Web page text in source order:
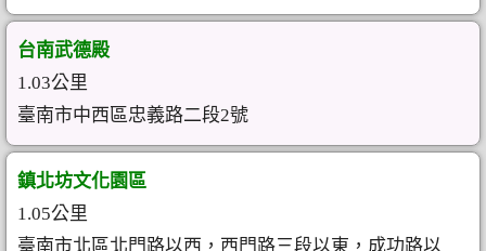
台南武德殿
1.03公里
臺南市中西區忠義路二段2號
鎮北坊文化園區
1.05公里
臺南市北區北門路以西，西門路三段以東，成功路以